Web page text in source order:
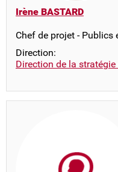
Irène BASTARD
Chef de projet - Publics
Direction:
Direction de la